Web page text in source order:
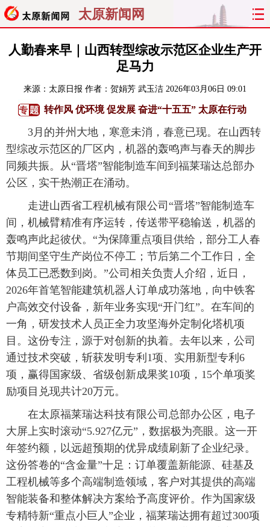
太原新闻网
首页 聚焦 太原 山西
纵横 曝光 综合 专题
旅游 理财 政务 教育
看天下 晋月读 最太原 网罗民生
太原日报 太原晚报 热评 社区
人勤春来早｜山西转型综改示范区企业生产开
足马力
来源： 太原日报 作者：贺娟芳 武玉洁 2026年03月06日 09:01
转作风 优环境 促发展 奋进“十五五” 太原在行动
3月的并州大地，寒意未消，春意已现。在山西转
型综改示范区的厂区内，机器的轰鸣声与春天的脚步
同频共振。从“晋塔”智能制造车间到福莱瑞达总部办
公区，实干热潮正在涌动。
走进山西省工程机械有限公司“晋塔”智能制造车
间，机械臂精准有序运转，传送带平稳输送，机器的
轰鸣声此起彼伏。“为保障重点项目供给，部分工人春
节期间坚守生产岗位不停工；节后第二个工作日，全
体员工已悉数到岗。”公司相关负责人介绍，近日，
2026年首笔智能建筑机器人订单成功落地，向中铁客
户高效交付设备，新年业务实现“开门红”。在车间的
一角，研发技术人员正全力攻坚海外定制化塔机项
目。这份专注，源于对创新的执着。去年以来，公司
通过技术突破，斩获发明专利1项、实用新型专利6
项，赢得国家级、省级创新成果奖10项，15个单项奖
励项目兑现共计20万元。
在太原福莱瑞达科技有限公司总部办公区，电子
大屏上实时滚动“5.927亿元”，数据极为亮眼。这一开
年签约额，以远超预期的优异成绩刷新了企业纪录。
这份答卷的“含金量”十足：订单覆盖新能源、硅基及
工程机械等多个高端制造领域，客户对其提供的高端
智能装备和整体解决方案给予高度评价。作为国家级
专精特新“重点小巨人”企业，福莱瑞达拥有超过300项